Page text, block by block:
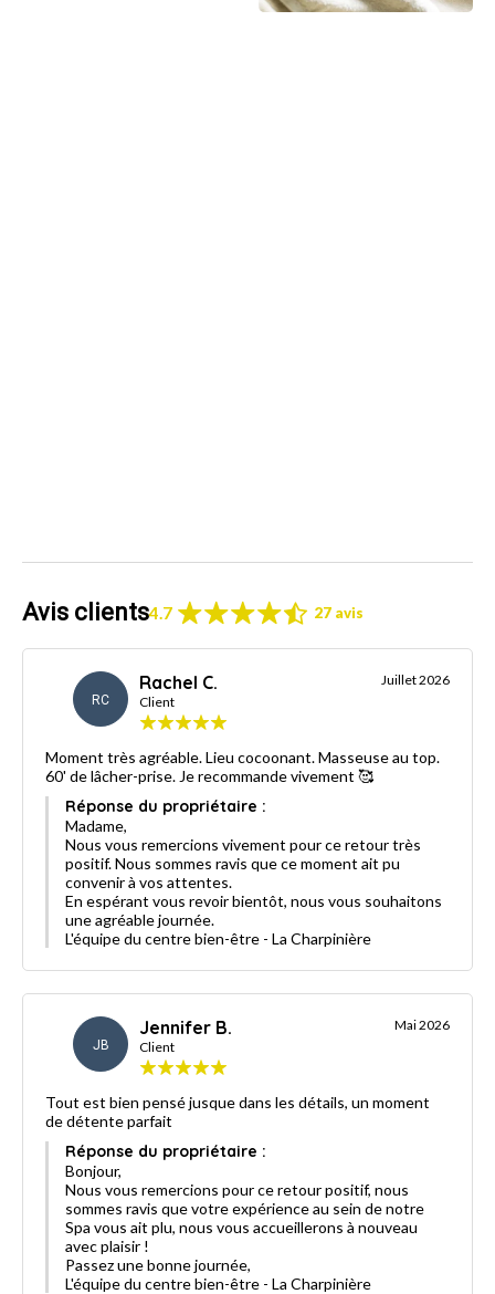
Avis clients4.7 27 avis
RC
Rachel C.
Client
Juillet 2026
Moment très agréable. Lieu cocoonant. Masseuse au top.
60' de lâcher-prise. Je recommande vivement 🥰
Réponse du propriétaire :
Madame,
Nous vous remercions vivement pour ce retour très
positif. Nous sommes ravis que ce moment ait pu
convenir à vos attentes.
En espérant vous revoir bientôt, nous vous souhaitons
une agréable journée.
L'équipe du centre bien-être - La Charpinière
JB
Jennifer B.
Client
Mai 2026
Tout est bien pensé jusque dans les détails, un moment
de détente parfait
Réponse du propriétaire :
Bonjour,
Nous vous remercions pour ce retour positif, nous
sommes ravis que votre expérience au sein de notre
Spa vous ait plu, nous vous accueillerons à nouveau
avec plaisir !
Passez une bonne journée,
L'équipe du centre bien-être - La Charpinière